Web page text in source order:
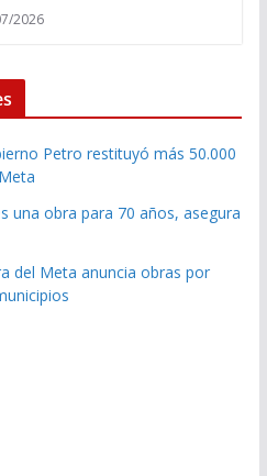
2026
Petro restituyó más 50.000
una obra para 70 años, asegura
del Meta anuncia obras por